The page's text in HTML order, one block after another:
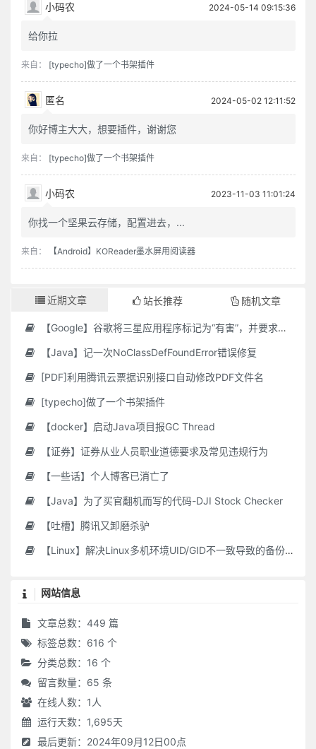
小码农 2024-05-14 09:15:36
给你拉
来自： [typecho]做了一个书架插件
匿名 2024-05-02 12:11:52
你好博主大大，想要插件，谢谢您
来自： [typecho]做了一个书架插件
小码农 2023-11-03 11:01:24
你找一个坚果云存储，配置进去，...
来自： 【Android】KOReader墨水屏用阅读器
近期文章 站长推荐 随机文章
【Google】谷歌将三星应用程序标记为“有害”，并要求用户删除它们
【Java】记一次NoClassDefFoundError错误修复
[PDF]利用腾讯云票据识别接口自动修改PDF文件名
[typecho]做了一个书架插件
【docker】启动Java项目报GC Thread
【证券】证券从业人员职业道德要求及常见违规行为
【一些话】个人博客已消亡了
【Java】为了买官翻机而写的代码-DJI Stock Checker
【吐槽】腾讯又卸磨杀驴
【Linux】解决Linux多机环境UID/GID不一致导致的备份权限问题
网站信息
文章总数：449 篇
标签总数：616 个
分类总数：16 个
留言数量：65 条
在线人数： 1 人
运行天数：1,695天
最后更新：2024年09月12日00点